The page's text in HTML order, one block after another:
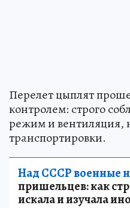
Перелет цыплят
контролем: строго
режим и вентиляция,
транспортировки.
Над СССР военные
пришельцев: как
искала и изучала